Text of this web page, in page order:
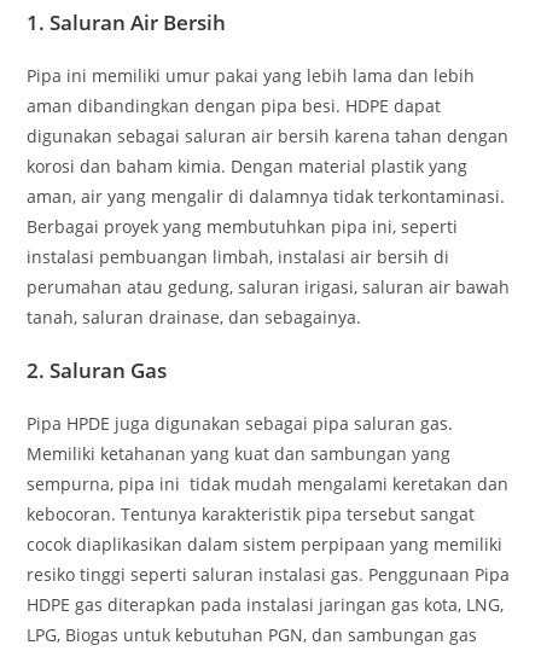
1.Saluran Air Bersih
Pipa ini memiliki umur pakai yang lebih lama dan lebih
aman dibandingkan dengan pipa besi. HDPE dapat
digunakan sebagai saluran air bersih karena tahan dengan
korosi dan baham kimia. Dengan material plastik yang
aman, air yang mengalir di dalamnya tidak terkontaminasi.
Berbagai proyek yang membutuhkan pipa ini, seperti
instalasi pembuangan limbah, instalasi air bersih di
perumahan atau gedung, saluran irigasi, saluran air bawah
tanah, saluran drainase, dan sebagainya.
2.Saluran Gas
Pipa HPDE juga digunakan sebagai pipa saluran gas.
Memiliki ketahanan yang kuat dan sambungan yang
sempurna, pipa ini tidak mudah mengalami keretakan dan
kebocoran. Tentunya karakteristik pipa tersebut sangat
cocok diaplikasikan dalam sistem perpipaan yang memiliki
resiko tinggi seperti saluran instalasi gas. Penggunaan Pipa
HDPE gas diterapkan pada instalasi jaringan gas kota, LNG,
LPG, Biogas untuk kebutuhan PGN, dan sambungan gas